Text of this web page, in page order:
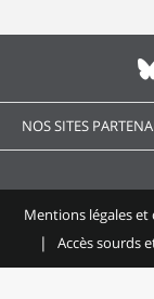
NOS SITES
Mentions légales et
Accès sourds